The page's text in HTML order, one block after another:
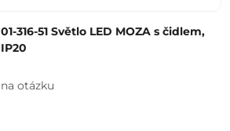
01-316-51 Světlo LED MOZA s čidlem,
IP20
na otázku